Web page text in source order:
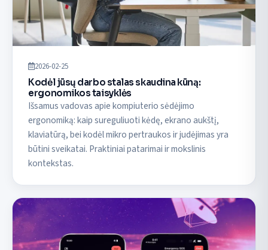
2026-02-25
Kodėl jūsų darbo stalas skaudina kūną:
ergonomikos taisyklės
Išsamus vadovas apie kompiuterio sėdėjimo
ergonomiką: kaip sureguliuoti kėdę, ekrano aukštį,
klaviatūrą, bei kodėl mikro pertraukos ir judėjimas yra
būtini sveikatai. Praktiniai patarimai ir mokslinis
kontekstas.